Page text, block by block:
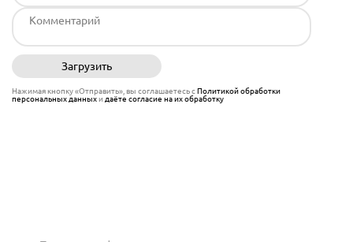
Загрузить
Нажимая кнопку «Отправить», вы соглашаетесь сПолитикой обработки
персональных данныхи даёте согласие на их обработку